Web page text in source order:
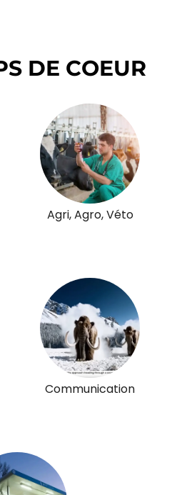
DE COEUR
Agri, Agro, Véto
Communication